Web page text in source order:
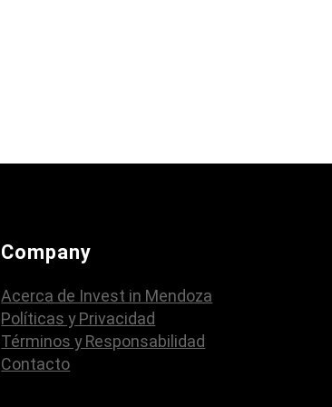
Company
Acerca de Invest in Mendoza
Políticas y Privacidad
Términos y Responsabilidad
Contacto